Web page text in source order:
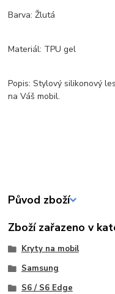
Barva: Žlutá
Materiál: TPU gel
Popis: Stylový silikonový
na Váš mobil.
Původ zboží
Zboží zařazeno v
Kryty na mobil
Samsung
S6 / S6 Edge